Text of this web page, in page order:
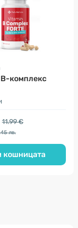
комплекс
11.99 €
лв.
кошницата